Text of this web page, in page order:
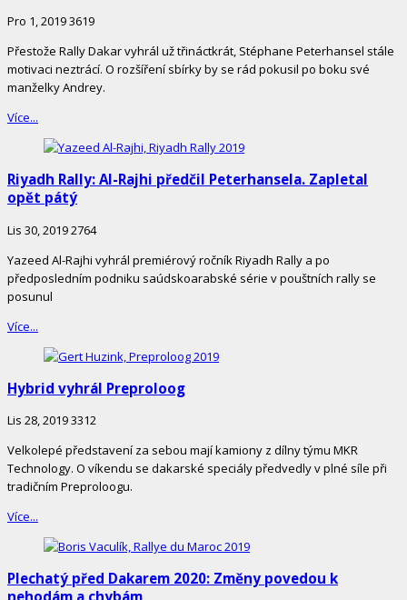
Pro 1, 20193619
Přestože Rally Dakar vyhrál už třináctkrát, Stéphane Peterhansel stále
motivaci neztrácí. O rozšíření sbírky by se rád pokusil po boku své
manželky Andrey.
Více...
Riyadh Rally: Al-Rajhi předčil Peterhansela. Zapletal
opět pátý
Lis 30, 20192764
Yazeed Al-Rajhi vyhrál premiérový ročník Riyadh Rally a po
předposledním podniku saúdskoarabské série v pouštních rally se
posunul
Více...
Hybrid vyhrál Preproloog
Lis 28, 20193312
Velkolepé představení za sebou mají kamiony z dílny týmu MKR
Technology. O víkendu se dakarské speciály předvedly v plné síle při
tradičním Preproloogu.
Více...
Plechatý před Dakarem 2020: Změny povedou k